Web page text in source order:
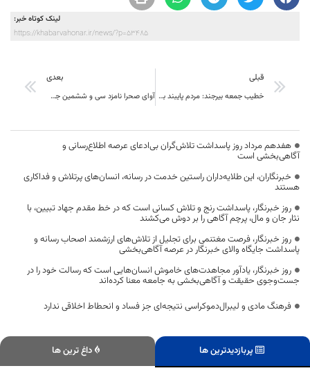
لینک کوتاه خبر:
https://khabarvahonar.ir/news/?p=53485
قبلی
خطیب جمعه بیرجند: مردم پایبند به آرمان‌های انقلاب هستند
بعدی
آوای صحرا نامزد سی و ششمین جشنواره موسیقی فجر.
هفدهم مرداد روز پاسداشت تلاش‌گران بی‌ادعای عرصه اطلاع‌رسانی و
آگاهی‌بخشی است
خبرنگاران، این طلایه‌داران راستین خدمت در رسانه، انسان‌های پرتلاش و فداکاری
هستند
روز خبرنگار، پاسداشت رنج و تلاش کسانی است که در خط مقدم جهاد تبیین، با
نثار جان و مال، پرچم آگاهی را بر دوش می‌کشند
روز خبرنگار، فرصت مغتنمی برای تجلیل از تلاش‌های ارزشمند اصحاب رسانه و
پاسداشت جایگاه والای خبرنگار در عرصه آگاهی‌بخشی
روز خبرنگار، یادآور مجاهدت‌های خاموش انسان‌هایی است که رسالت خود را در
جست‌وجوی حقیقت و آگاهی‌بخشی به جامعه معنا کرده‌اند
فرهنگ مادی و لیبرال‌دموکراسی نتیجه‌ای جز فساد و انحطاط اخلاقی ندارد
پربازدیدترین ها داغ ترین ها